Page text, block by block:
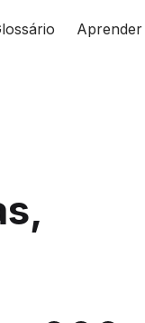
Aprender